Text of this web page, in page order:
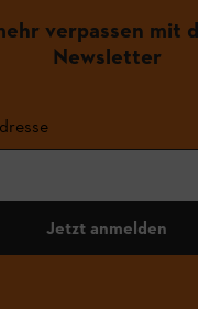
verpassen mit
Newsletter
Jetzt anmelden